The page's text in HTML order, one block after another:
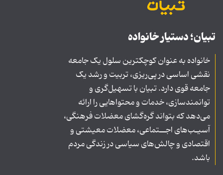
تبیان؛ دستیار خانواده
خانواده به عنوان کوچکترین سلول یک جامعه
نقشی اساسی در پی‌ریزی، تربیت و رشد یک
جامعه قوی دارد. تبیان با تسهیل‌گری و
توانمندسازی، خدمات و محتواهایی را ارائه
می‌دهد که بتواند گره‌گشای معضلات فرهنگی،
آسیـب‌های اجــتماعی، معضلات معیشتی و
اقتصادی و چالش‌های سیاسی در زندگی مردم
باشد.